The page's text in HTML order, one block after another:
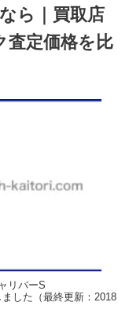
ら｜買取店
査定価格を比
リバーS
した（最終更新：2018